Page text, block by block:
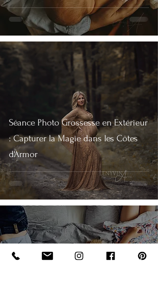
Séance Photo Grossesse en Extérieur
: Capturer la Magie dans les Côtes
d'Armor